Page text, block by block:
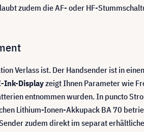
zudem die AF- oder HF-
Verlass ist. Der Handsender ist in
Ink-Displayzeigt Ihnen Parameter wie
entnommen wurden. In puncto
Lithium-Ionen-Akkupack BA 70
zudem direkt im separat